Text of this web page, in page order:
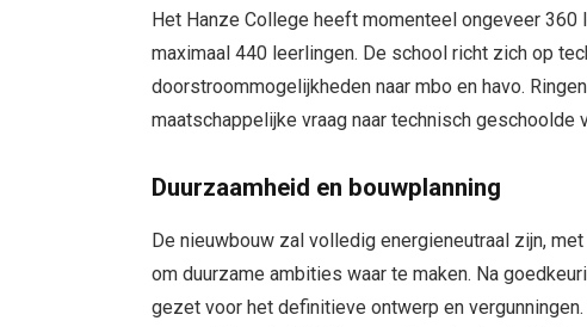
Het Hanze College heeft momenteel ongeveer
maximaal 440 leerlingen. De school richt zich op
doorstroommogelijkheden naar mbo en havo.
maatschappelijke vraag naar technisch geschoolde
Duurzaamheid en bouwplanning
De nieuwbouw zal volledig energieneutraal zijn,
om duurzame ambities waar te maken. Na
gezet voor het definitieve ontwerp en